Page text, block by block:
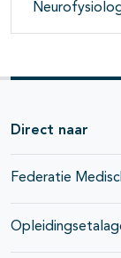
Direct naar
Federatie